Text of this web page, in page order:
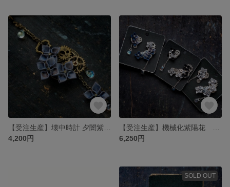
4,200円
6,250円
SOLD OUT